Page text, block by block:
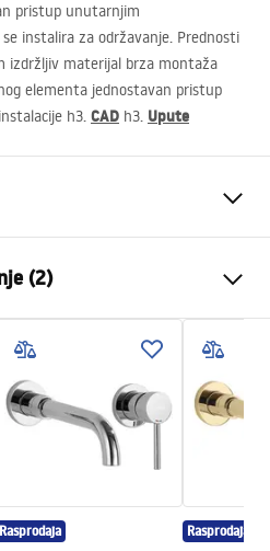
pristup unutarnjim
instalira za održavanje. Prednosti
izdržljiv materijal brza montaža
elementa jednostavan pristup
h3. CAD h3. Upute
Zidna, Ugradbena
Crn
Fiksna
Mjed
185 mm
1/2 cola
(2)
_5.pdf
Rasprodaja Rasprodaja